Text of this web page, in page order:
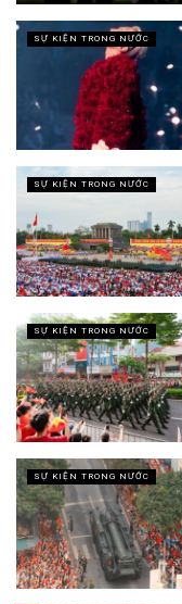
SỰ KIỆN TRONG NƯỚC
SỰ KIỆN TRONG NƯỚC
SỰ KIỆN TRONG NƯỚC
SỰ KIỆN TRONG NƯỚC